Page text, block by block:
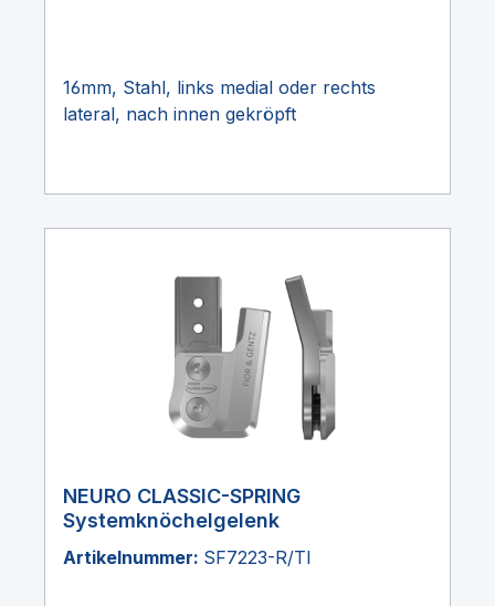
16mm, Stahl, links medial oder rechts
lateral, nach innen gekröpft
NEURO CLASSIC-SPRING
Systemknöchelgelenk
Artikelnummer: SF7223-R/TI